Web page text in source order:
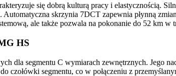
się dobrą kulturą pracy i elastycznością.
skrzynia 7DCT zapewnia płynną
ale także pozwala na pokonanie do 52 km w
HS
dla segmentu C wymiarach zewnętrznych. Jego
czołówki segmentu, co w połączeniu z